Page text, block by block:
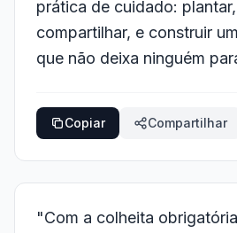
prática de cuidado:
compartilhar, e construir
que não deixa ninguém
Copiar Compartilhar
"Com a colheita